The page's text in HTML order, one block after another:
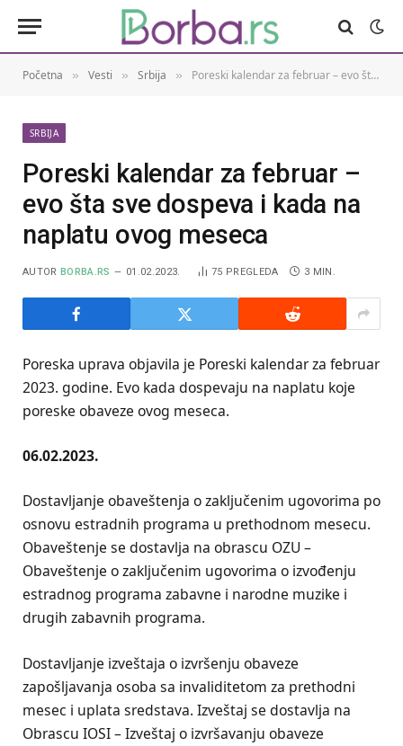
Početna » Vesti » Srbija » Poreski kalendar za februar – evo šta sve dospeva i kada na naplatu ovog meseca
SRBIJA
Poreski kalendar za februar –
evo šta sve dospeva i kada na
naplatu ovog meseca
AUTOR BORBA.RS 01.02.2023. 75 PREGLEDA 3 MIN.
Poreska uprava objavila je Poreski kalendar za februar
2023. godine. Evo kada dospevaju na naplatu koje
poreske obaveze ovog meseca.
06.02.2023.
Dostavljanje obaveštenja o zaključenim ugovorima po
osnovu estradnih programa u prethodnom mesecu.
Obaveštenje se dostavlja na obrascu OZU –
Obaveštenje o zaključenim ugovorima o izvođenju
estradnog programa zabavne i narodne muzike i
drugih zabavnih programa.
Dostavljanje izveštaja o izvršenju obaveze
zapošljavanja osoba sa invaliditetom za prethodni
mesec i uplata sredstava. Izveštaj se dostavlja na
Obrascu IOSI – Izveštaj o izvršavanju obaveze